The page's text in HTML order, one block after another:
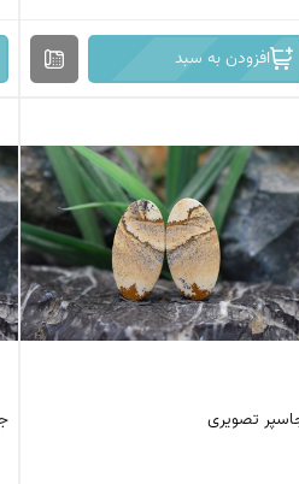
افزودن به سبد
تصویری